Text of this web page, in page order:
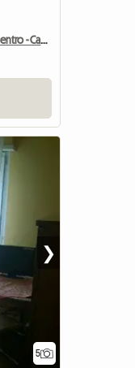
Alloggio condiviso di fascia alta a 10 minuti dal centro - Camera 4
5
❯